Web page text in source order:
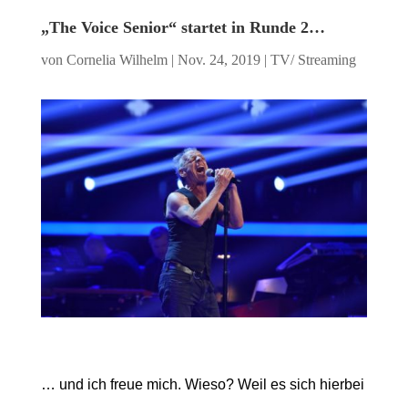
„The Voice Senior“ startet in Runde 2…
von Cornelia Wilhelm| Nov. 24, 2019| TV/ Streaming
… und ich freue mich. Wieso? Weil es sich hierbei